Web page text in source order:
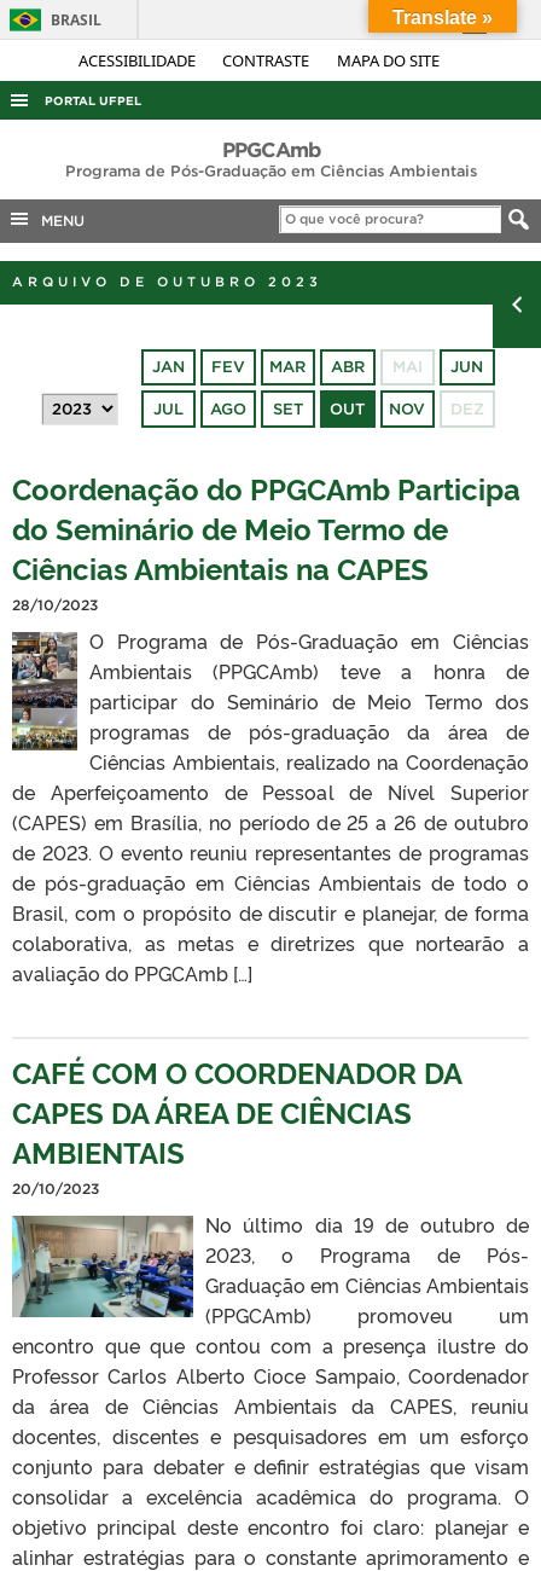
ACESSIBILIDADE CONTRASTE MAPA DO SITE
BRASIL
Simplifique!
Acesso à informação
Legislação
Canais
PORTAL UFPEL
AUDITORIA
COBALTO
CONCURSOS
EDITAIS
INTERNACIONAL
PORTARIAS
PPGCAmb
Programa de Pós-Graduação em Ciências Ambientais
MENU
ARQUIVO DE OUTUBRO 2023
JAN FEV MAR ABR MAI JUN
JUL AGO SET OUT NOV DEZ
Coordenação do PPGCAmb Participa
do Seminário de Meio Termo de
Ciências Ambientais na CAPES
28/10/2023
O Programa de Pós-Graduação em Ciências
Ambientais (PPGCAmb) teve a honra de
participar do Seminário de Meio Termo dos
programas de pós-graduação da área de
Ciências Ambientais, realizado na Coordenação
de Aperfeiçoamento de Pessoal de Nível Superior
(CAPES) em Brasília, no período de 25 a 26 de outubro
de 2023. O evento reuniu representantes de programas
de pós-graduação em Ciências Ambientais de todo o
Brasil, com o propósito de discutir e planejar, de forma
colaborativa, as metas e diretrizes que nortearão a
avaliação do PPGCAmb […]
CAFÉ COM O COORDENADOR DA
CAPES DA ÁREA DE CIÊNCIAS
AMBIENTAIS
20/10/2023
No último dia 19 de outubro de
2023, o Programa de Pós-
Graduação em Ciências Ambientais
(PPGCAmb) promoveu um
encontro que que contou com a presença ilustre do
Professor Carlos Alberto Cioce Sampaio, Coordenador
da área de Ciências Ambientais da CAPES, reuniu
docentes, discentes e pesquisadores em um esforço
conjunto para debater e definir estratégias que visam
consolidar a excelência acadêmica do programa. O
objetivo principal deste encontro foi claro: planejar e
alinhar estratégias para o constante aprimoramento e
Translate »